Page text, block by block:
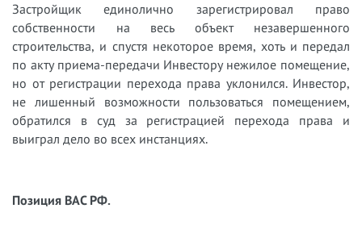
Застройщик единолично зарегистрировал право
собственности на весь объект незавершенного
строительства, и спустя некоторое время, хоть и передал
по акту приема-передачи Инвестору нежилое помещение,
но от регистрации перехода права уклонился. Инвестор,
не лишенный возможности пользоваться помещением,
обратился в суд за регистрацией перехода права и
выиграл дело во всех инстанциях.
Позиция ВАС РФ.